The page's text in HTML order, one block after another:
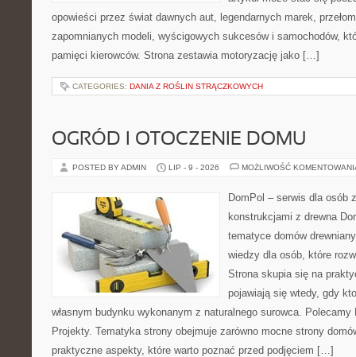
opowieści przez świat dawnych aut, legendarnych marek,
zapomnianych modeli, wyścigowych sukcesów i samochodów,
pamięci kierowców. Strona zestawia motoryzację jako […]
CATEGORIES: DANIA Z ROŚLIN STRĄCZKOWYCH
OGRÓD I OTOCZENIE DOMU
POSTED BY ADMIN LIP - 9 - 2026 MOŻLIWOŚĆ
DomPol – serwis dla osób
konstrukcjami z drewna
tematyce domów
wiedzy dla osób, które
Strona skupia się na
pojawiają się wtedy, gdy
własnym budynku wykonanym z naturalnego surowca.
Projekty. Tematyka strony obejmuje zarówno mocne strony
praktyczne aspekty, które warto poznać przed podjęciem […]